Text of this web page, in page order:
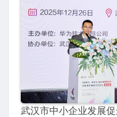
武汉市中小企业发展